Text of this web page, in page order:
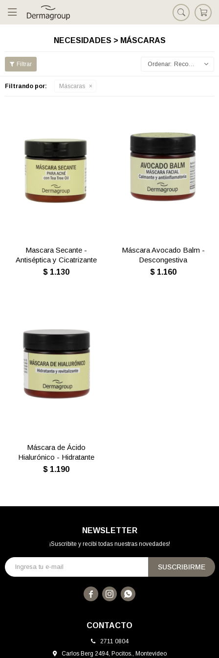

NECESIDADES > MÁSCARAS
Recomendados
Filtrando por: Máscaras
Mascara Secante -
Antiséptica y Cicatrizante
$ 1.130
Máscara Avocado Balm -
Descongestiva
$ 1.160
Máscara de Ácido
Hialurónico - Hidratante
$ 1.190
CONTACTO
2711 0804
Carlos Berg 2494, Pocitos., Montevideo
NEWSLETTER
¡Suscribite y recibí todas nuestras novedades!
SUSCRIBIRME
  